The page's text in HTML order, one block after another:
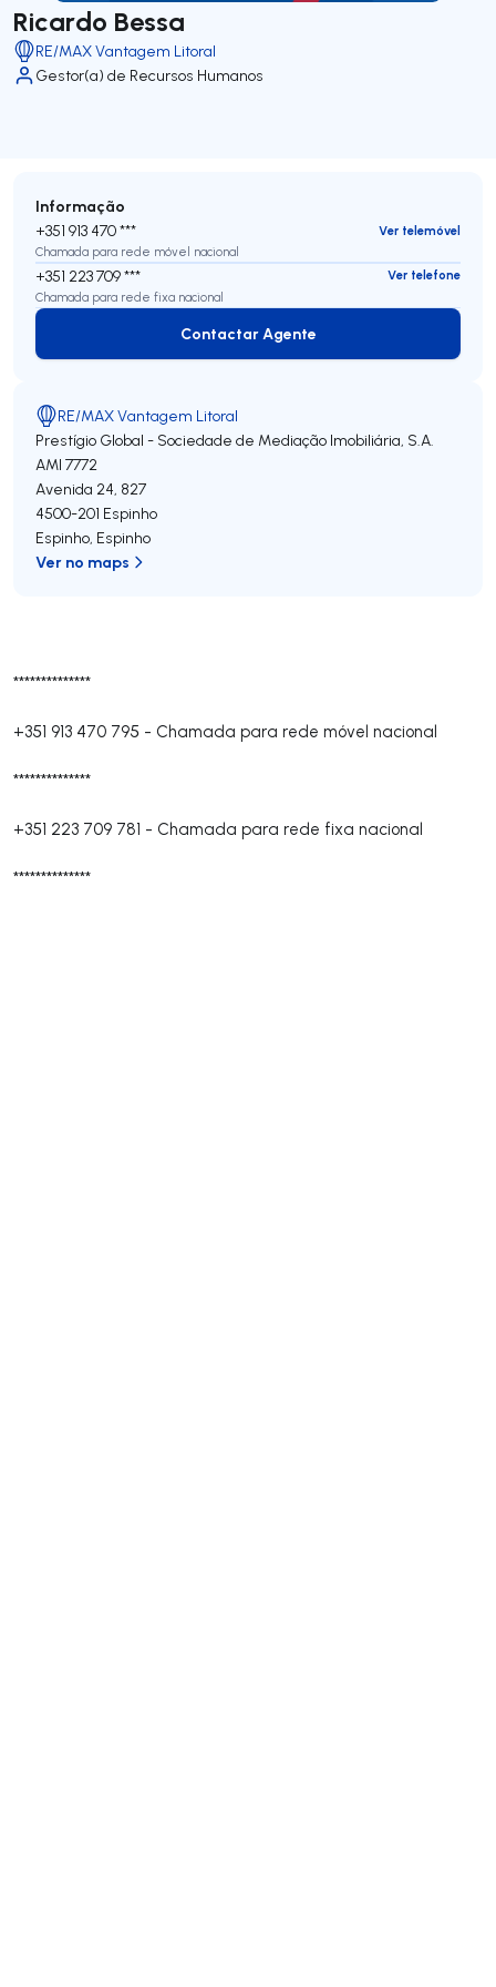
Ricardo Bessa
RE/MAX Vantagem Litoral
Gestor(a) de Recursos Humanos
**************
+351 913 470 795 - Chamada para rede móvel nacional
**************
+351 223 709 781 - Chamada para rede fixa nacional
**************
Informação
+351 913 470 ***
Ver telemóvel
Chamada para rede móvel nacional
+351 223 709 ***
Ver telefone
Chamada para rede fixa nacional
Contactar Agente
Contactar Agente
RE/MAX Vantagem Litoral
Prestígio Global - Sociedade de Mediação Imobiliária, S.A.
AMI 7772
Avenida 24, 827
4500-201 Espinho
Espinho, Espinho
Ver no maps